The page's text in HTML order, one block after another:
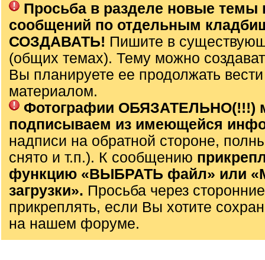
Просьба в разделе новые темы
сообщений по отдельным
СОЗДАВАТЬ! Пишите в
(общих темах). Тему можно
Вы планируете ее продолжать
материалом.
Фотографии ОБЯЗАТЕЛЬНО(!!!)
подписываем из имеющейся
надписи на обратной стороне,
снято и т.п.). К сообщению
функцию «ВЫБРАТЬ файл» или
загрузки». Просьба через
прикреплять, если Вы хотите
на нашем форуме.